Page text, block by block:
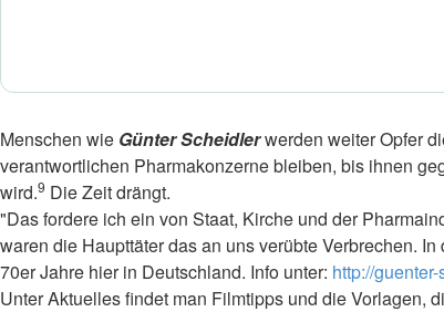
Menschen wie Günter Scheidlerwerden weiter Opfer
verantwortlichen Pharmakonzerne bleiben, bis ihnen
wird.9 Die Zeit drängt.
"Das fordere ich ein von Staat, Kirche und der
waren die Haupttäter das an uns verübte Verbrechen.
70er Jahre hier in Deutschland. Info unter: http://
Unter Aktuelles findet man Filmtipps und die Vorlagen,